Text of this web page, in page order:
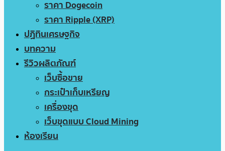
ราคา Dogecoin
ราคา Ripple (XRP)
ปฏิทินเศรษฐกิจ
บทความ
รีวิวผลิตภัณฑ์
เว็บซื้อขาย
กระเป๋าเก็บเหรียญ
เครื่องขุด
เว็บขุดแบบ Cloud Mining
ห้องเรียน